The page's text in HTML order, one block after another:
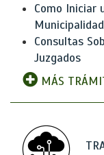
Como Iniciar
Municipalidad
Consultas
Juzgados
MÁS